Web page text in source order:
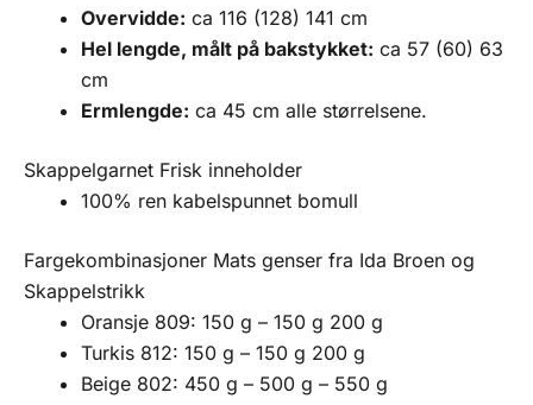
Overvidde: ca 116 (128) 141 cm
Hel lengde, målt på bakstykket: ca 57 (60) 63
cm
Ermlengde: ca 45 cm alle størrelsene.
Skappelgarnet Frisk inneholder
100% ren kabelspunnet bomull
Fargekombinasjoner Mats genser fra Ida Broen og
Skappelstrikk
Oransje 809: 150 g – 150 g 200 g
Turkis 812: 150 g – 150 g 200 g
Beige 802: 450 g – 500 g – 550 g